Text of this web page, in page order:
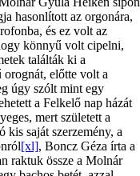
hasonlított az orgonára,
és ez volt az
könnyű volt cipelni,
találták ki a
orognát, előtte volt a
úgy szólt mint egy
a Felkelő nap házát
mert született a
saját szerzemény, a
[xl], Boncz Géza írta a
raktuk össze a Molnár